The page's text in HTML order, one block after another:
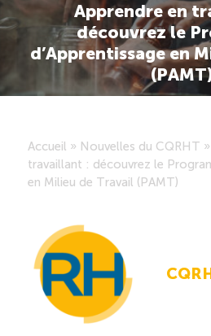
Main-d’oeuvre en tourisme
Le pôle IMT
Saisonnalité des emplois
Portail RH
Descriptions de fonction
Apprendre en
découvrez le
d’Apprentissage en
Accueil » Nouvelles du CQRHT »
travaillant : découvrez le
en Milieu de Travail (PAMT)